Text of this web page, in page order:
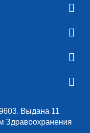
Выдана 11
Здравоохранения